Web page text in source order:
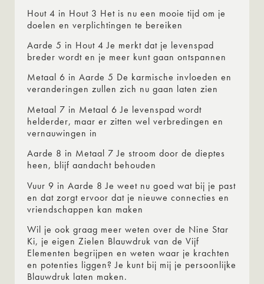
Hout 4 in Hout 3 Het is nu een mooie tijd om je
doelen en verplichtingen te bereiken
Aarde 5 in Hout 4 Je merkt dat je levenspad
breder wordt en je meer kunt gaan ontspannen
Metaal 6 in Aarde 5 De karmische invloeden en
veranderingen zullen zich nu gaan laten zien
Metaal 7 in Metaal 6 Je levenspad wordt
helderder, maar er zitten wel verbredingen en
vernauwingen in
Aarde 8 in Metaal 7 Je stroom door de dieptes
heen, blijf aandacht behouden
Vuur 9 in Aarde 8 Je weet nu goed wat bij je past
en dat zorgt ervoor dat je nieuwe connecties en
vriendschappen kan maken
Wil je ook graag meer weten over de Nine Star
Ki, je eigen Zielen Blauwdruk van de Vijf
Elementen begrijpen en weten waar je krachten
en potenties liggen? Je kunt bij mij je persoonlijke
Blauwdruk laten maken.